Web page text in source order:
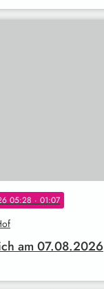
05:28 · 01:07
am 07.08.2026